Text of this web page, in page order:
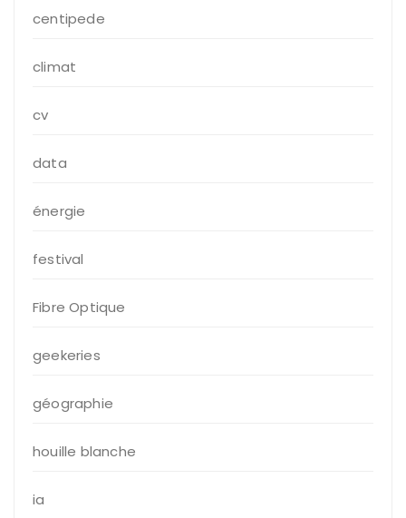
centipede
climat
cv
data
énergie
festival
Fibre Optique
geekeries
géographie
houille blanche
ia